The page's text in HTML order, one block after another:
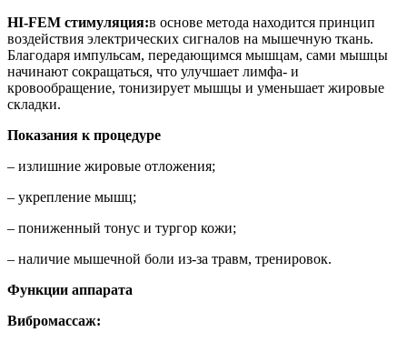
HI-FEM стимуляция:в основе метода находится принцип
воздействия электрических сигналов на мышечную ткань.
Благодаря импульсам, передающимся мышцам, сами мышцы
начинают сокращаться, что улучшает лимфа- и
кровообращение, тонизирует мышцы и уменьшает жировые
складки.
Показания к процедуре
– излишние жировые отложения;
– укрепление мышц;
– пониженный тонус и тургор кожи;
– наличие мышечной боли из-за травм, тренировок.
Функции аппарата
Вибромассаж: